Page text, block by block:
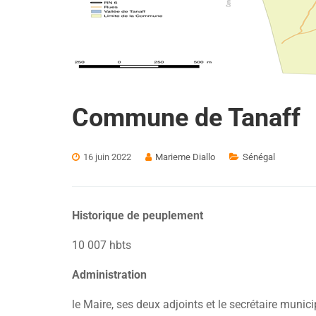
Commune de Tanaff
16 juin 2022 Marieme Diallo Sénégal
Historique de peuplement
10 007 hbts
Administration
le Maire, ses deux adjoints et le secrétaire